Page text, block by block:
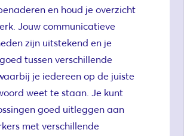
en houd je overzicht
Jouw communicatieve
zijn uitstekend en je
tussen verschillende
je iedereen op de juiste
weet te staan. Je kunt
goed uitleggen aan
met verschillende